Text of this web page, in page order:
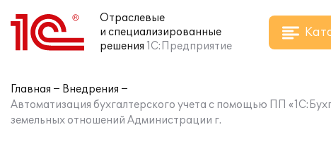
Отраслевые
и специализированные
решения 1С:Предприятие
Главная
Внедрения
Автоматизация бухгалтерского учета с помощью ПП
земельных отношений Администрации г.